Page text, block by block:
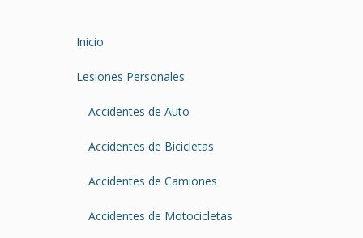
Inicio
Lesiones Personales
Accidentes de Auto
Accidentes de Bicicletas
Accidentes de Camiones
Accidentes de Motocicletas